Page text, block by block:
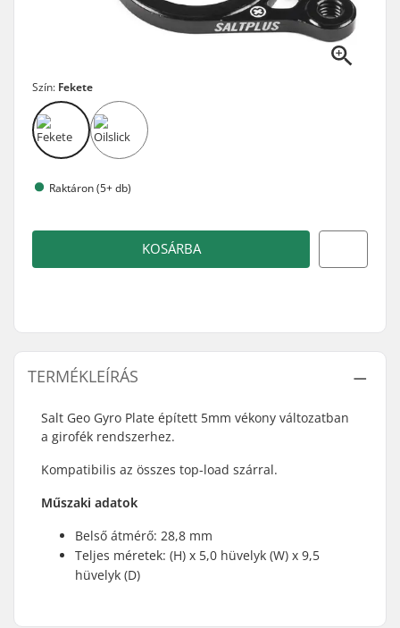
Szín: Fekete
Raktáron (5+ db)
KOSÁRBA
TERMÉKLEÍRÁS
Salt Geo Gyro Plate épített 5mm vékony változatban
a girofék rendszerhez.
Kompatibilis az összes top-load szárral.
Műszaki adatok
Belső átmérő: 28,8 mm
Teljes méretek: (H) x 5,0 hüvelyk (W) x 9,5
hüvelyk (D)